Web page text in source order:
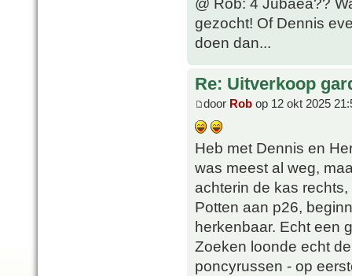
gezocht! Of Dennis
doen dan...
Re: Uitverkoop
door Rob op 12 okt 2025
Heb met Dennis en
was meest al weg,
achterin de kas
Potten aan p26,
herkenbaar. Echt een
Zoeken loonde echt
poncyrussen - op